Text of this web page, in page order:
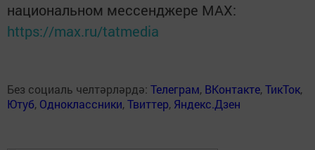
национальном мессенджере MАХ:
https://max.ru/tatmedia
Без социаль челтәрләрдә: Телеграм, ВКонтакте,ТикТок,
Ютуб, Одноклассники,Твиттер, Яндекс.Дзен